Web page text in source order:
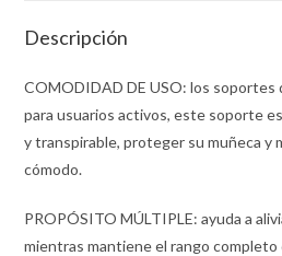
Descripción
COMODIDAD DE USO: los soportes
para usuarios activos, este soporte
y transpirable, proteger su muñeca y
cómodo.
PROPÓSITO MÚLTIPLE: ayuda a
mientras mantiene el rango